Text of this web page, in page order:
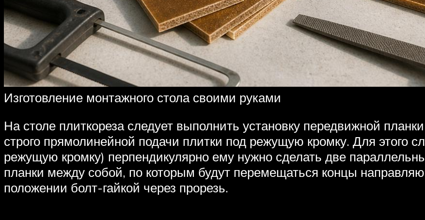
Изготовление монтажного стола своими руками
На столе плиткореза следует выполнить установку передвижной
строго прямолинейной подачи плитки под режущую кромку. Для этого
режущую кромку) перпендикулярно ему нужно сделать две
планки между собой, по которым будут перемещаться концы
положении болт-гайкой через прорезь.